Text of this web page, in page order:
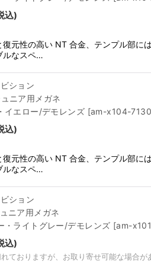
込)
復元性の高い NT 合金、テンプル部に
ルなスペ…
ション
ニア用メガネ
イエロー/デモレンズ [am-x104-
込)
復元性の高い NT 合金、テンプル部に
ルなスペ…
ション
ニア用メガネ
・ライトグレー/デモレンズ [am-
込)
ておりますが、お取り寄せ可能な場合